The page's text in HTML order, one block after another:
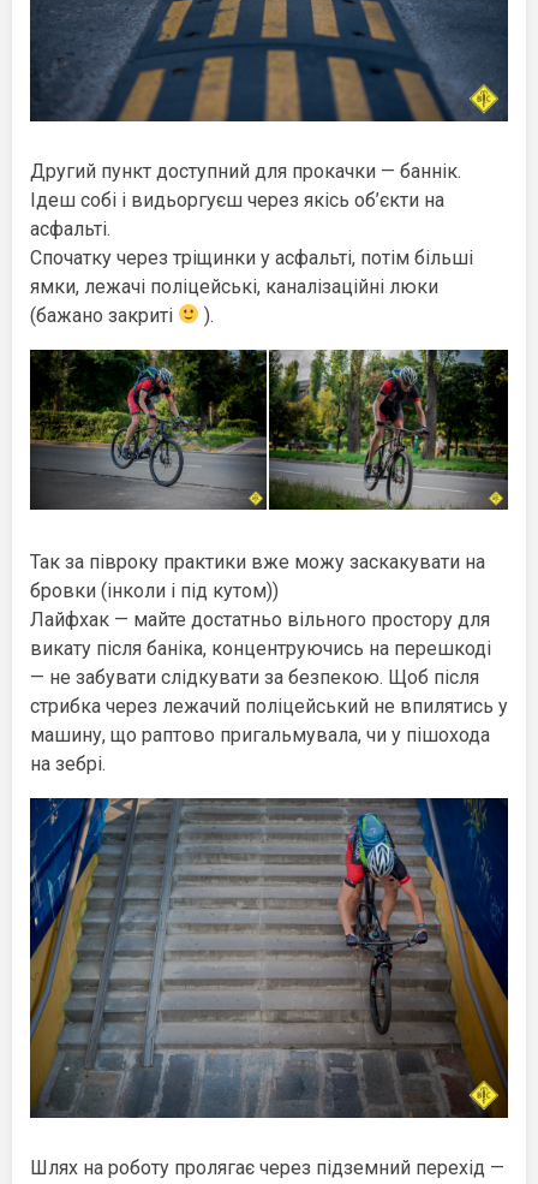
Другий пункт доступний для прокачки — баннік.
Ідеш собі і видьоргуєш через якісь об’єкти на
асфальті.
Спочатку через тріщинки у асфальті, потім більші
ямки, лежачі поліцейські, каналізаційні люки
(бажано закриті
).
Так за півроку практики вже можу заскакувати на
бровки (інколи і під кутом))
Лайфхак — майте достатньо вільного простору для
викату після баніка, концентруючись на перешкоді
— не забувати слідкувати за безпекою. Щоб після
стрибка через лежачий поліцейський не впилятись у
машину, що раптово пригальмувала, чи у пішохода
на зебрі.
Шлях на роботу пролягає через підземний перехід —